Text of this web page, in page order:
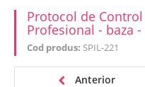
Protocol de
Profesional - baza
Cod produs: SPIL-221
Anterior